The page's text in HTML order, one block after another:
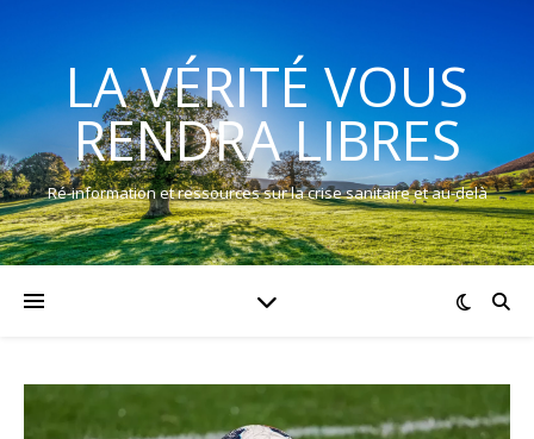
LA VÉRITÉ VOUS
RENDRA LIBRES
Ré-information et ressources sur la crise sanitaire et au-delà